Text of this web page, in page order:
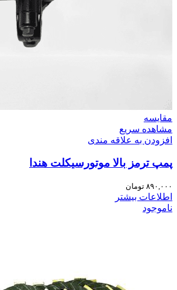
مقایسه
مشاهده سریع
افزودن به علاقه مندی
پمپ ترمز بالا موتورسیکلت هندا
۸۹۰,۰۰۰ تومان
اطلاعات بیشتر
ناموجود